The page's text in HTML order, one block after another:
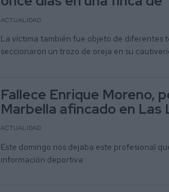
ACTUALIDAD
La víctima también fue objeto de diferentes
seccionaron un trozo de oreja en su
Fallece Enrique Moreno,
Marbella afincado en Las
ACTUALIDAD
Este domingo nos dejaba este profesional
información deportiva